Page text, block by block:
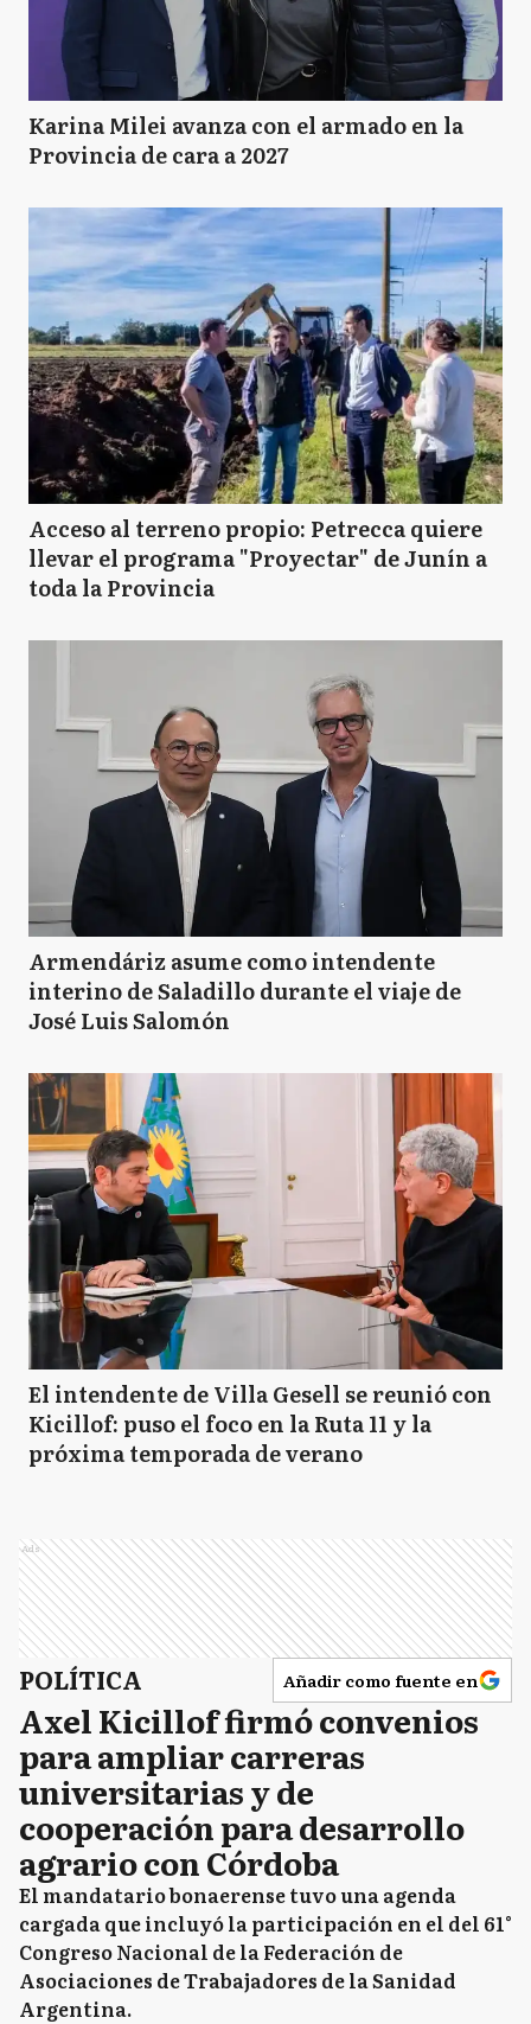
Karina Milei avanza con el armado en la
Provincia de cara a 2027
Acceso al terreno propio: Petrecca quiere
llevar el programa "Proyectar" de Junín a
toda la Provincia
Armendáriz asume como intendente
interino de Saladillo durante el viaje de
José Luis Salomón
El intendente de Villa Gesell se reunió con
Kicillof: puso el foco en la Ruta 11 y la
próxima temporada de verano
Ads
POLÍTICA Añadir como fuente en
Axel Kicillof firmó convenios
para ampliar carreras
universitarias y de
cooperación para desarrollo
agrario con Córdoba
El mandatario bonaerense tuvo una agenda
cargada que incluyó la participación en el del 61°
Congreso Nacional de la Federación de
Asociaciones de Trabajadores de la Sanidad
Argentina.